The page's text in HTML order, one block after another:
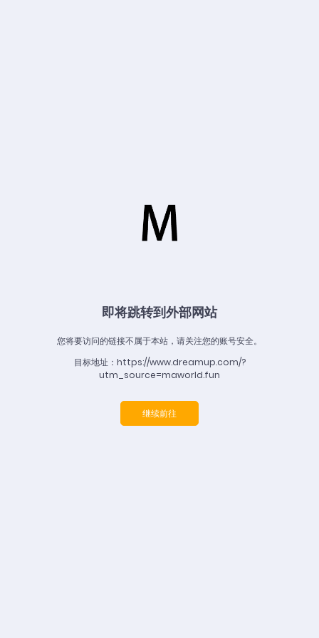
即将跳转到外部网站
您将要访问的链接不属于本站，请关注您的账号安全。
目标地址：https://www.dreamup.com/?
utm_source=maworld.fun
继续前往